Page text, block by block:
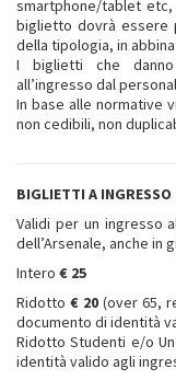
smartphone/tablet etc,
biglietto dovrà essere
della tipologia, in
I biglietti che
all’ingresso dal
In base alle normative
non cedibili, non
BIGLIETTI A INGRESSO
Validi per un ingresso
dell’Arsenale, anche in
Intero € 25
Ridotto € 20 (over 65,
documento di identità
Ridotto Studenti e/o
identità valido agli